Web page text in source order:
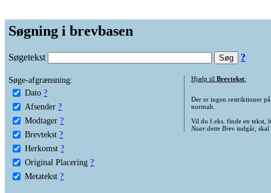
Søgning i brevbasen
Søgetekst ?
Søge-afgrænsning:
Dato ?
Afsender ?
Modtager ?
Brevtekst ?
Herkomst ?
Original Placering ?
Metatekst ?
Hjælp til Brevtekst:
Der er ingen restriktioner
normalt.
Vil du f.eks. finde en tekst,
Naar dette Brevindgår, skal